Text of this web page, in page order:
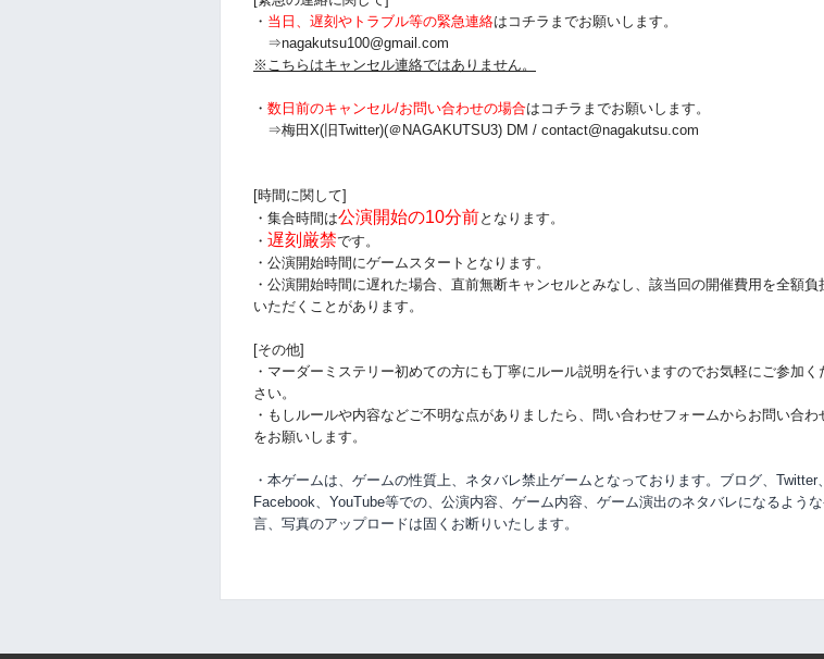
・ 当日、遅刻やトラブル等の緊急連絡はコチラまでお願いします。
⇒nagakutsu100@gmail.com
※こちらはキャンセル連絡ではありません。
・ 数日前のキャンセル/お問い合わせの場合は コチラまでお願いします。
⇒梅田X(旧Twitter)(＠NAGAKUTSU3) DM / contact@nagakutsu.com
[時間に関して]
・集合時間は公演開始の10分前となります。
・ 遅刻厳禁です。
・公演開始時間にゲームスタートとなります。
・公演開始時間に遅れた場合、直前無断キャンセルとみなし、該当回の開催費用を全額負
いただくことがあります。
[その他]
・マーダーミステリー初めての方にも丁寧にルール説明を行いますのでお気軽にご参加く
さい。
・もしルールや内容などご不明な点がありましたら、問い合わせフォームからお問い合わ
をお願いします。
・本ゲームは、ゲームの性質上、ネタバレ禁止ゲームとなっております。ブログ、Twitter、
Facebook、YouTube等での、 公演内容、 ゲーム内容、ゲーム演出のネタバレになるよう
言、写真のアップロードは固くお断りいたします。